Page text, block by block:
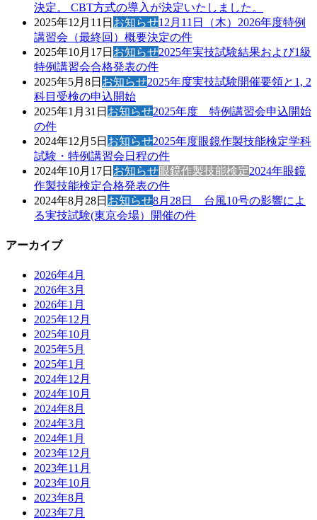
決定。 CBT方式の導入が決定いたしました。
2025年12月11日 お知らせ12月11日（木）2026年度特例
講習会（最終回）概要決定の件
2025年10月17日 お知らせ2025年実技試験結果および1級
特例講習会合格発表の件
2025年5月8日 お知らせ2025年度実技試験開催要領と1, 2
科目受検の申込開始
2025年1月31日 お知らせ2025年度 特例講習会申込開始
の件
2024年12月5日 お知らせ2025年度眼鏡作製技能検定学科
試験・特例講習会日程の件
2024年10月17日 お知らせ眼鏡作製技能検定2024年眼鏡
作製技能検定合格発表の件
2024年8月28日 お知らせ8月28日 台風10号の影響によ
る実技試験(東京会場）開催の件
アーカイブ
2026年4月
2026年3月
2026年1月
2025年12月
2025年10月
2025年5月
2025年1月
2024年12月
2024年10月
2024年8月
2024年3月
2024年1月
2023年12月
2023年11月
2023年10月
2023年8月
2023年7月